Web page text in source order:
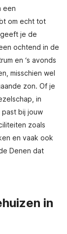
een
om echt tot
je de
ochtend in de
en ‘s avonds
misschien wel
zon. Of je
in
bij jouw
zoals
en vaak ook
Denen dat
in